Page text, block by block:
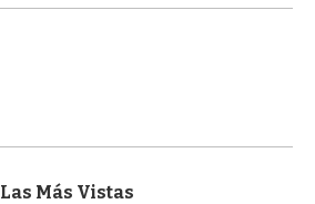
Las Más Vistas